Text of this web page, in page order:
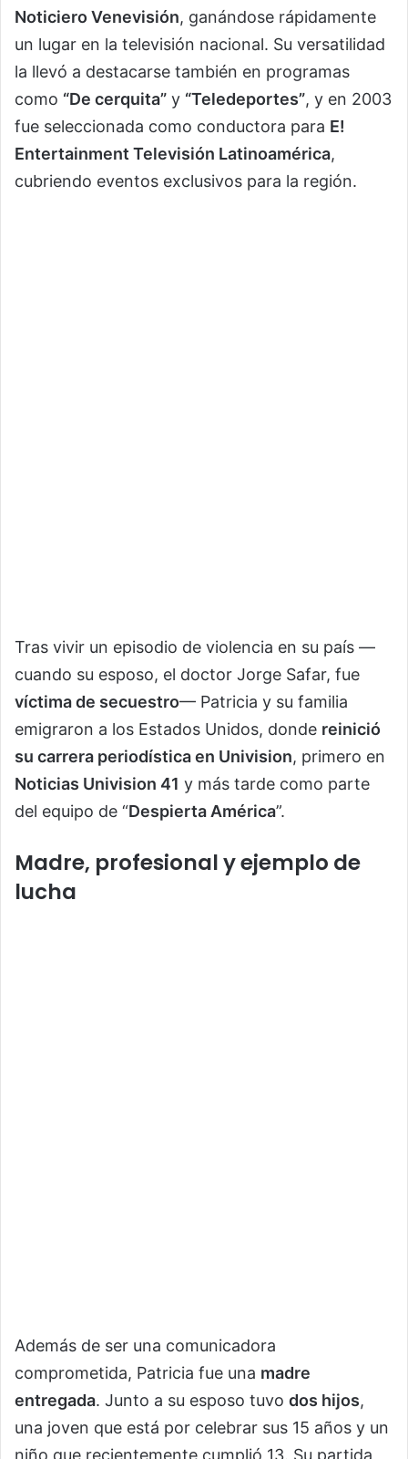
Noticiero Venevisión, ganándose rápidamente
un lugar en la televisión nacional. Su versatilidad
la llevó a destacarse también en programas
como “De cerquita” y “Teledeportes”, y en 2003
fue seleccionada como conductora para E!
Entertainment Televisión Latinoamérica,
cubriendo eventos exclusivos para la región.
Tras vivir un episodio de violencia en su país —
cuando su esposo, el doctor Jorge Safar, fue
víctima de secuestro— Patricia y su familia
emigraron a los Estados Unidos, donde reinició
su carrera periodística en Univision, primero en
Noticias Univision 41 y más tarde como parte
del equipo de “Despierta América”.
Madre, profesional y ejemplo de
lucha
Además de ser una comunicadora
comprometida, Patricia fue una madre
entregada. Junto a su esposo tuvo dos hijos,
una joven que está por celebrar sus 15 años y un
niño que recientemente cumplió 13. Su partida